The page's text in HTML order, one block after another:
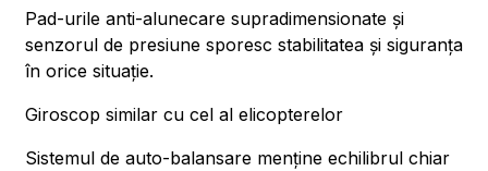
Pad-urile anti-alunecare supradimensionate și
senzorul de presiune sporesc stabilitatea și siguranța
în orice situație.
Giroscop similar cu cel al elicopterelor
Sistemul de auto-balansare menține echilibrul chiar